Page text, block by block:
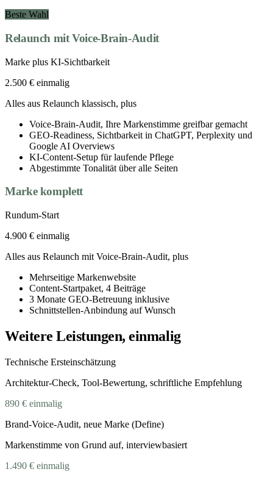
Beste Wahl
Relaunch mit Voice-Brain-Audit
Marke plus KI-Sichtbarkeit
2.500 € einmalig
Alles aus Relaunch klassisch, plus
Voice-Brain-Audit, Ihre Markenstimme greifbar gemacht
GEO-Readiness, Sichtbarkeit in ChatGPT, Perplexity und
Google AI Overviews
KI-Content-Setup für laufende Pflege
Abgestimmte Tonalität über alle Seiten
Marke komplett
Rundum-Start
4.900 € einmalig
Alles aus Relaunch mit Voice-Brain-Audit, plus
Mehrseitige Markenwebsite
Content-Startpaket, 4 Beiträge
3 Monate GEO-Betreuung inklusive
Schnittstellen-Anbindung auf Wunsch
Weitere Leistungen, einmalig
Technische Ersteinschätzung
Architektur-Check, Tool-Bewertung, schriftliche Empfehlung
890 € einmalig
Brand-Voice-Audit, neue Marke (Define)
Markenstimme von Grund auf, interviewbasiert
1.490 € einmalig